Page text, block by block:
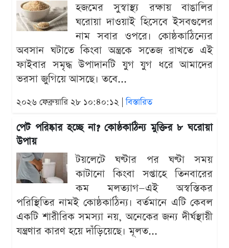
হজমের সুস্বাস্থ্য রক্ষায় বাঙালির
ঘরোয়া দাওয়াই হিসেবে ইসবগুলের
নাম সবার ওপরে। কোষ্ঠকাঠিন্যের
অবসান ঘটাতে কিংবা অন্ত্রকে সতেজ রাখতে এই
ফাইবার সমৃদ্ধ উপাদানটি যুগ যুগ ধরে আমাদের
ভরসা জুগিয়ে আসছে। তবে...
২০২৬ ফেব্রুয়ারি ২৮ ১০:৪০:১২ |বিস্তারিত
পেট পরিষ্কার হচ্ছে না? কোষ্ঠকাঠিন্য মুক্তির ৮ ঘরোয়া
উপায়
টয়লেটে ঘণ্টার পর ঘণ্টা সময়
কাটানো কিংবা সপ্তাহে তিনবারের
কম মলত্যাগ—এই অস্বস্তিকর
পরিস্থিতির নামই কোষ্ঠকাঠিন্য। বর্তমানে এটি কেবল
একটি শারীরিক সমস্যা নয়, অনেকের জন্য দীর্ঘস্থায়ী
যন্ত্রণার কারণ হয়ে দাঁড়িয়েছে। মূলত...